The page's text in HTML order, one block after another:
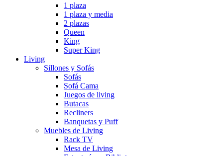
1 plaza
1 plaza y media
2 plazas
Queen
King
Super King
Living
Sillones y Sofás
Sofás
Sofá Cama
Juegos de living
Butacas
Recliners
Banquetas y Puff
Muebles de Living
Rack TV
Mesa de Living